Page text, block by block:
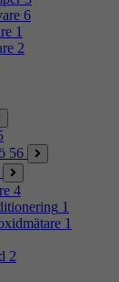
6
1
2
56
4
1
1
2